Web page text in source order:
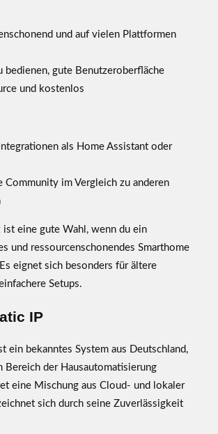
und auf vielen Plattformen
bedienen, gute Benutzeroberfläche
und kostenlos
als Home Assistant oder
Community im Vergleich zu anderen
ist eine gute Wahl, wenn du ein
und ressourcenschonendes Smarthome
eignet sich besonders für ältere
Setups.
IP
ein bekanntes System aus Deutschland,
Bereich der Hausautomatisierung
eine Mischung aus Cloud- und lokaler
sich durch seine Zuverlässigkeit